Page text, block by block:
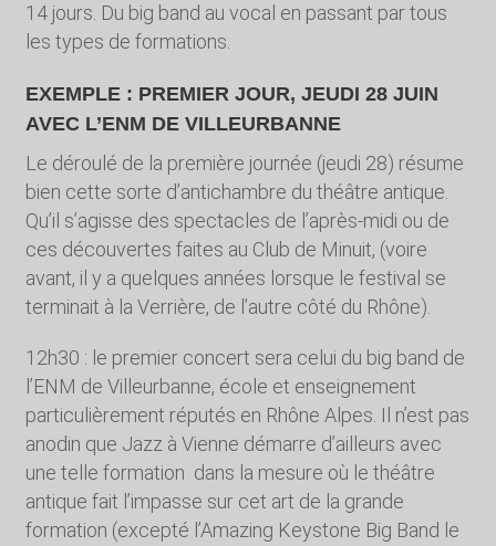
14 jours. Du big band au vocal en passant par tous
les types de formations.
EXEMPLE : PREMIER JOUR, JEUDI 28 JUIN
AVEC L’ENM DE VILLEURBANNE
Le déroulé de la première journée (jeudi 28) résume
bien cette sorte d’antichambre du théâtre antique.
Qu’il s’agisse des spectacles de l’après-midi ou de
ces découvertes faites au Club de Minuit, (voire
avant, il y a quelques années lorsque le festival se
terminait à la Verrière, de l’autre côté du Rhône).
12h30 : le premier concert sera celui du big band de
l’ENM de Villeurbanne, école et enseignement
particulièrement réputés en Rhône Alpes. Il n’est pas
anodin que Jazz à Vienne démarre d’ailleurs avec
une telle formation dans la mesure où le théâtre
antique fait l’impasse sur cet art de la grande
formation (excepté l’Amazing Keystone Big Band le